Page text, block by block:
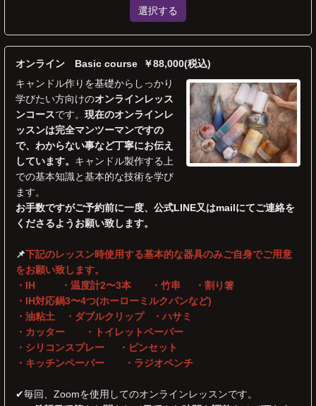
選択する
オンライン Basic course ￥88,000(税込)
キャンドル作りを基礎からしっかり
学びたい方向けのオンラインレッス
ンコースです。 現在のオンラインレ
ッスンは完全マンツーマンですの
で、わからない事など丁寧にお伝え
しています。 キャンドル製作する上
での基本知識と基本的な技術を学び
ます。
お手数ですがご予約前に一度、公式LINE又はmailにてご連絡を
くださるようお願い致します。
📌下記のレッスン時使用する基本的な器具のみご自身でご用意
をお願い致します。
・IH ・温度計2〜3本 ・竹串 ・割り箸
・IH対応鍋3〜4つ(ホーローミルクパンなど)
・油粘土 ・ダブルクリップ ・ハサミ
・カッター ・トイレットペーパー
・シリコンスプレー ・ピンセット
・キッチンペーパー ・ラジオペンチ
✔︎毎回、Zoomを使用してのオンラインレッスンです。